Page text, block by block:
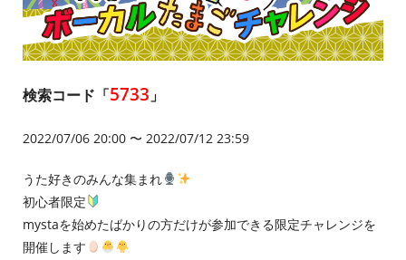
検索コード「5733 」
2022/07/06 20:00 〜 2022/07/12 23:59
うた好きのみんな集まれ
初心者限定
mystaを始めたばかりの方だけが参加できる限定チャレンジを
開催します